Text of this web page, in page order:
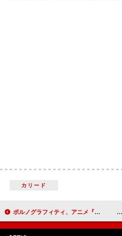
カリード
ポルノグラフィティ、アニメ『僕のヒーローアカデミア FINAL SEASON』OPテーマ担当